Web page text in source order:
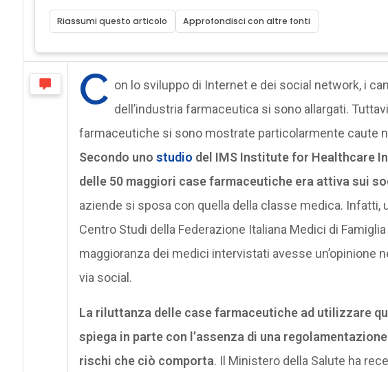
Riassumi questo articolo Approfondisci con altre fonti
C on lo sviluppo di Internet e dei social network, i
dell’industria farmaceutica si sono allargati.
farmaceutiche si sono mostrate particolarmente caute
Secondo uno studio del IMS Institute for Healthcare
delle 50 maggiori case farmaceutiche era attiva sui
aziende si sposa con quella della classe medica. Infatti,
Centro Studi della Federazione Italiana Medici di
maggioranza dei medici intervistati avesse un’opinione
via social.
La riluttanza delle case farmaceutiche ad utilizzare
spiega in parte con l’assenza di una
rischi che ciò comporta. Il Ministero della Salute ha